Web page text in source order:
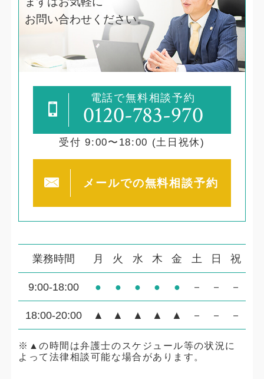
お問い合わせください。
電話で無料相談予約
0120-783-970
受付 9:00〜18:00 (土日祝休)
メールでの無料相談予約
業務時間 月 火 水 木 金 土 日 祝
9:00-18:00 ● ● ● ● ● － － －
18:00-20:00 ▲ ▲ ▲ ▲ ▲ － － －
※▲の時間は弁護士のスケジュール等の状況に
よって法律相談可能な場合があります。